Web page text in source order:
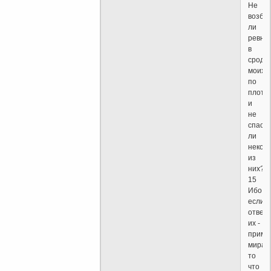
Не
ли
в
моих
по
плоти
и
не
спасу
ли
из
них?
15
Ибо
если
их -
мира,
то
что